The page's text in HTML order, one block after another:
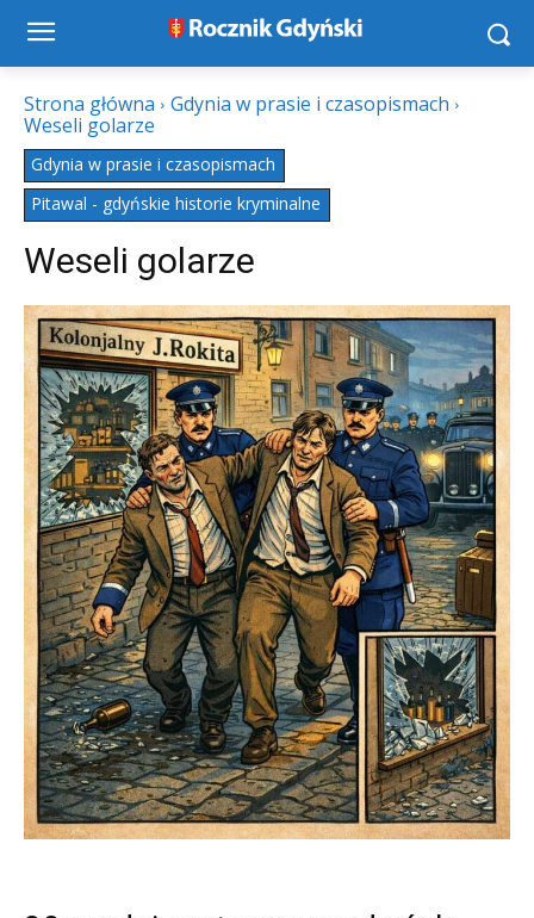
Strona główna
Gdynia w prasie i czasopismach
Weseli golarze
Gdynia w prasie i czasopismach
Pitawal - gdyńskie historie kryminalne
Weseli golarze